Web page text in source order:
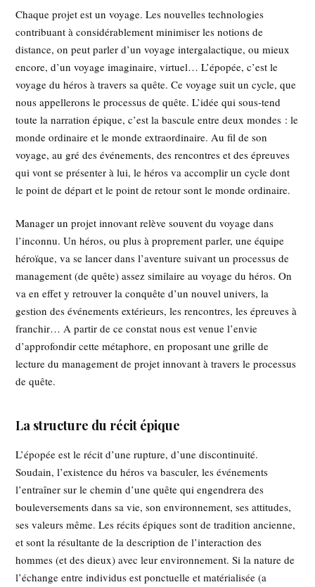
Chaque projet est un voyage. Les nouvelles technologies
contribuant à considérablement minimiser les notions de
distance, on peut parler d’un voyage intergalactique, ou mieux
encore, d’un voyage imaginaire, virtuel… L’épopée, c’est le
voyage du héros à travers sa quête. Ce voyage suit un cycle, que
nous appellerons le processus de quête. L’idée qui sous-tend
toute la narration épique, c’est la bascule entre deux mondes : le
monde ordinaire et le monde extraordinaire. Au fil de son
voyage, au gré des événements, des rencontres et des épreuves
qui vont se présenter à lui, le héros va accomplir un cycle dont
le point de départ et le point de retour sont le monde ordinaire.
Manager un projet innovant relève souvent du voyage dans
l’inconnu. Un héros, ou plus à proprement parler, une équipe
héroïque, va se lancer dans l’aventure suivant un processus de
management (de quête) assez similaire au voyage du héros. On
va en effet y retrouver la conquête d’un nouvel univers, la
gestion des événements extérieurs, les rencontres, les épreuves à
franchir… A partir de ce constat nous est venue l’envie
d’approfondir cette métaphore, en proposant une grille de
lecture du management de projet innovant à travers le processus
de quête.
La structure du récit épique
L’épopée est le récit d’une rupture, d’une discontinuité.
Soudain, l’existence du héros va basculer, les événements
l’entraîner sur le chemin d’une quête qui engendrera des
bouleversements dans sa vie, son environnement, ses attitudes,
ses valeurs même. Les récits épiques sont de tradition ancienne,
et sont la résultante de la description de l’interaction des
hommes (et des dieux) avec leur environnement. Si la nature de
l’échange entre individus est ponctuelle et matérialisée (a